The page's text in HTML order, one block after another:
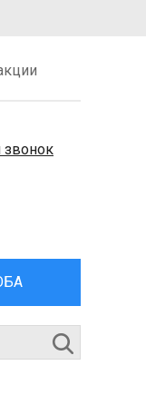
звонок